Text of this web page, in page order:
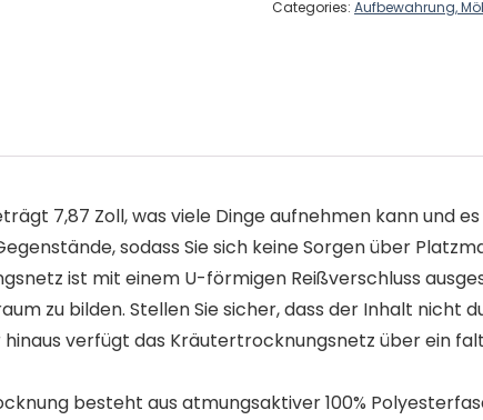
Categories: Aufbewahrung,
7,87 Zoll, was viele Dinge aufnehmen kann
sodass Sie sich keine Sorgen über
ist mit einem U-förmigen Reißverschluss
zu bilden. Stellen Sie sicher, dass der Inhalt nicht
verfügt das Kräutertrocknungsnetz über ein
besteht aus atmungsaktiver 100%